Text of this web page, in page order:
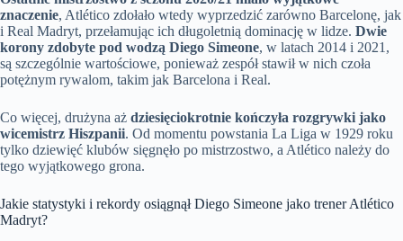
znaczenie, Atlético zdołało wtedy wyprzedzić zarówno Barcelonę, jak
i Real Madryt, przełamując ich długoletnią dominację w lidze. Dwie
korony zdobyte pod wodzą Diego Simeone, w latach 2014 i 2021,
są szczególnie wartościowe, ponieważ zespół stawił w nich czoła
potężnym rywalom, takim jak Barcelona i Real.
Co więcej, drużyna aż dziesięciokrotnie kończyła rozgrywki jako
wicemistrz Hiszpanii. Od momentu powstania La Liga w 1929 roku
tylko dziewięć klubów sięgnęło po mistrzostwo, a Atlético należy do
tego wyjątkowego grona.
Jakie statystyki i rekordy osiągnął Diego Simeone jako trener Atlético
Madryt?